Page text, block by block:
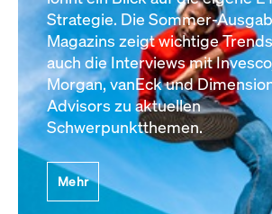
Strategie. Die Sommer-
Magazins zeigt wichtige
auch die Interviews mit
Morgan, vanEck und
Advisors zu aktuellen
Schwerpunktthemen.
Mehr